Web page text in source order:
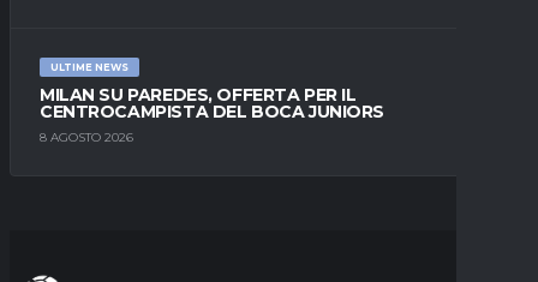
ULTIME NEWS
MILAN SU PAREDES, OFFERTA PER IL
CENTROCAMPISTA DEL BOCA JUNIORS
8 AGOSTO 2026